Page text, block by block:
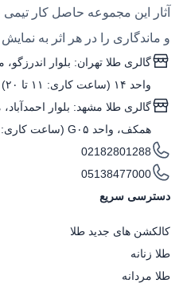
آثار این مجموعه حاصل کار
و ماندگاری را در هر اثر به
گالری طلا تهران: بلوار
واحد ۱۴ (ساعت کاری: ۱۱ تا ۲۰)
گالری طلا مشهد: بلوار
همکف، واحد G۰۵ (ساعت کاری: ۱۰.۳۰ الی ۱۳.۳۰ - ۱۷.۳۰ الی ۲۱)
02182801288
05138477000
دسترسی سریع
کالکشن های جدید طلا
طلا زنانه
طلا مردانه